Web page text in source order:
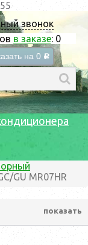
звонок
в заказе: 0
на 0 c
GU MR07HR
показать